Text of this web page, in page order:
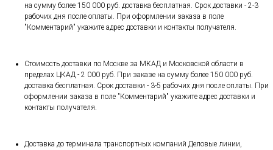
на сумму более 150 000 руб. доставка бесплатная. Срок доставки - 2-3
рабочих дня после оплаты. При оформлении заказа в поле
"Комментарий" укажите адрес доставки и контакты получателя.
Стоимость доставки по Москве за МКАД и Московской области в
пределах ЦКАД - 2 000 руб. При заказе на сумму более 150 000 руб.
доставка бесплатная. Срок доставки - 3-5 рабочих дня после оплаты. При
оформлении заказа в поле "Комментарий" укажите адрес доставки и
контакты получателя.
Доставка до терминала транспортных компаний Деловые линии,